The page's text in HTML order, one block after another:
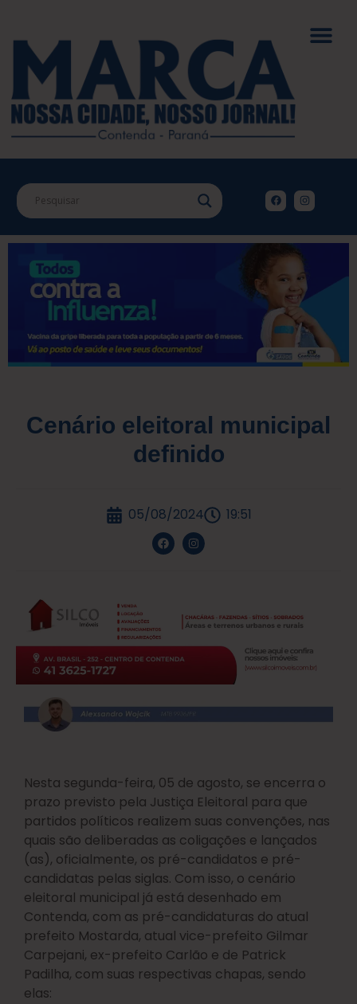
Cenário eleitoral municipal
definido
05/08/2024 19:51
Nesta segunda-feira, 05 de agosto, se encerra o
prazo previsto pela Justiça Eleitoral para que
partidos políticos realizem suas convenções, nas
quais são deliberadas as coligações e lançados
(as), oficialmente, os pré-candidatos e pré-
candidatas pelas siglas. Com isso, o cenário
eleitoral municipal já está desenhado em
Contenda, com as pré-candidaturas do atual
prefeito Mostarda, atual vice-prefeito Gilmar
Carpejani, ex-prefeito Carlão e de Patrick
Padilha, com suas respectivas chapas, sendo
elas: